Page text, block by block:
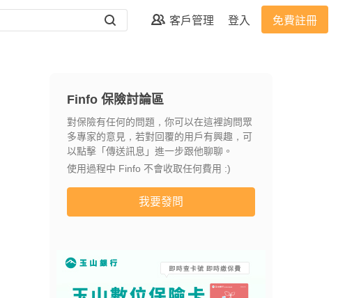
客戶管理 登入 免費註冊
Finfo 保險討論區
對保險有任何的問題，你可以在這裡詢問眾
多專家的意見，若對回覆的用戶有興趣，可
以點擊「傳送訊息」進一步跟他聊聊。
使用過程中 Finfo 不會收取任何費用 :)
我要發問